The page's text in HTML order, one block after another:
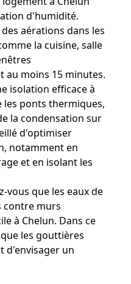
d'humidité.
aérations dans les
la cuisine, salle
moins 15 minutes.
isolation efficace à
les ponts thermiques,
la condensation sur
d'optimiser
notamment en
et en isolant les
vous que les eaux de
contre murs
à Chelun. Dans ce
les gouttières
d'envisager un